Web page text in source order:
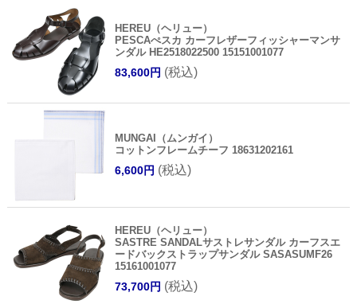
HEREU（ヘリュー）
PESCAぺスカ カーフレザーフィッシャーマンサ
ンダル HE2518022500 15151001077
83,600円 (税込)
MUNGAI（ムンガイ）
コットンフレームチーフ 18631202161
6,600円 (税込)
HEREU（ヘリュー）
SASTRE SANDALサストレサンダル カーフスエ
ードバックストラップサンダル SASASUMF26
15161001077
73,700円 (税込)